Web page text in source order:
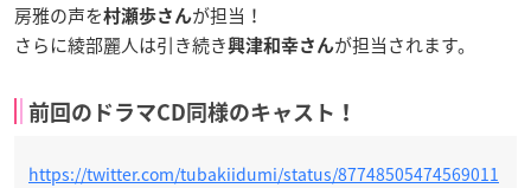
房雅の声を村瀬歩さんが担当！
さらに綾部麗人は引き続き興津和幸さんが担当されます。
前回のドラマCD同様のキャスト！
https://twitter.com/tubakiidumi/status/87748505474569011